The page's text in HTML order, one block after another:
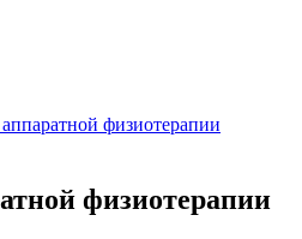
физиотерапии
физиотерапии